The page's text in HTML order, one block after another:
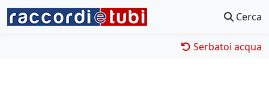
Cerca
Serbatoi acqua